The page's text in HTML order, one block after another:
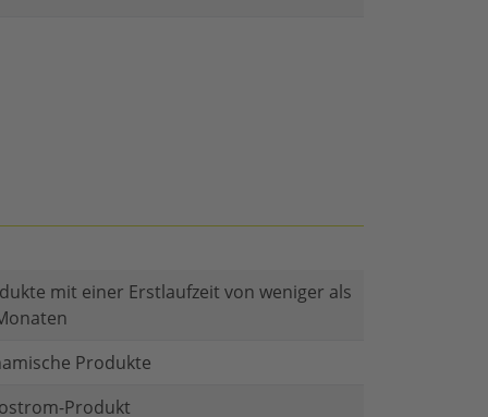
mit einer Erstlaufzeit von weniger als
Produkte
Produkt